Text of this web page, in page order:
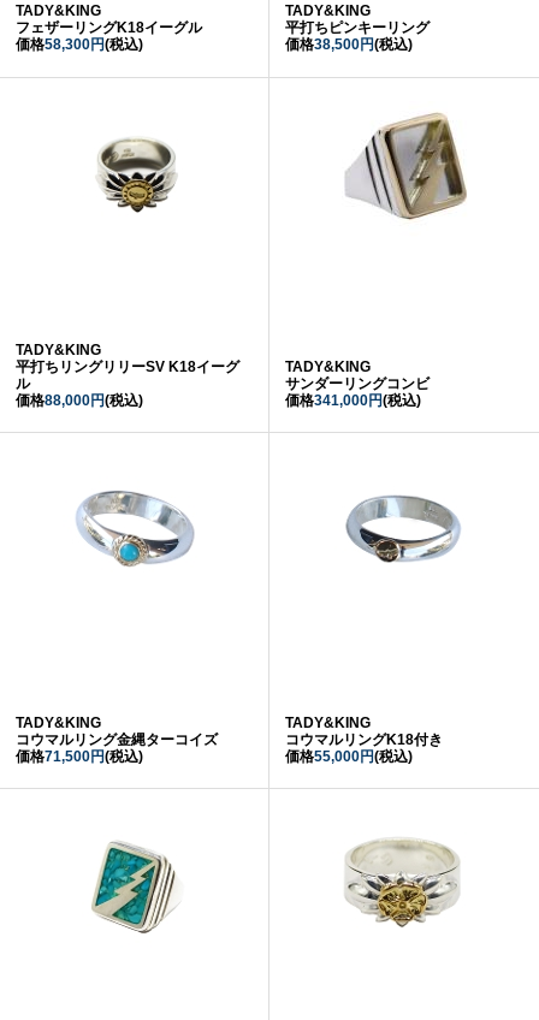
TADY&KING
フェザーリングK18イーグル
価格58,300円(税込)
TADY&KING
平打ちピンキーリング
価格38,500円(税込)
TADY&KING
平打ちリングリリーSV K18イーグ
ル
価格88,000円(税込)
TADY&KING
サンダーリングコンビ
価格341,000円(税込)
TADY&KING
コウマルリング金縄ターコイズ
価格71,500円(税込)
TADY&KING
コウマルリングK18付き
価格55,000円(税込)